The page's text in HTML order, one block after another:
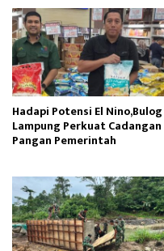
Hadapi Potensi El Nino,Bulog
Lampung Perkuat Cadangan
Pangan Pemerintah